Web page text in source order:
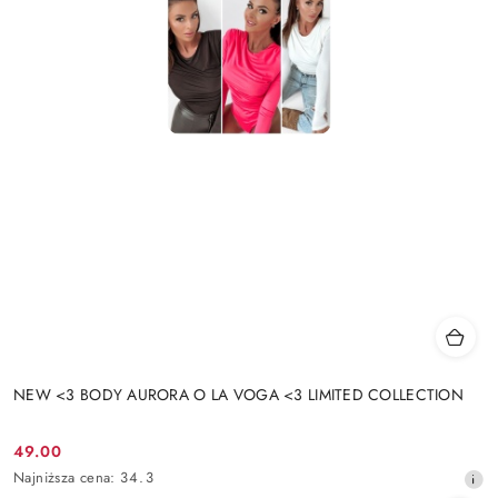
NEW <3 BODY AURORA O LA VOGA <3 LIMITED COLLECTION
Cena
promocyjna:
49.00
Najniższa
Najniższa cena: 34.3